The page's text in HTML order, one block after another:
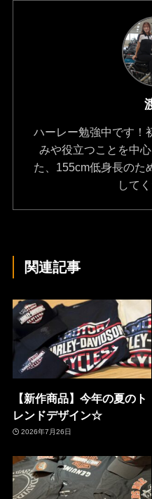
ハーレー勉強中です！
みや役立つことを中
た、155cm低身長のた
して
関連記事
【新作商品】今年の夏のト
レンドデザイン☆
2026年7月26日